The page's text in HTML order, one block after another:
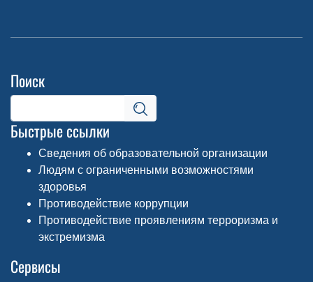
Поиск
Быстрые ссылки
Сведения об образовательной организации
Людям с ограниченными возможностями
здоровья
Противодействие коррупции
Противодействие проявлениям терроризма и
экстремизма
Сервисы